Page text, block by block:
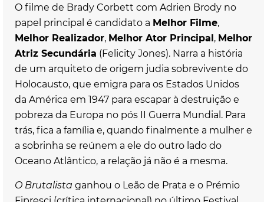
O filme de Brady Corbett com Adrien Brody no
papel principal é candidato a Melhor Filme,
Melhor Realizador, Melhor Ator Principal, Melhor
Atriz Secundária (Felicity Jones). Narra a história
de um arquiteto de origem judia sobrevivente do
Holocausto, que emigra para os Estados Unidos
da América em 1947 para escapar à destruição e
pobreza da Europa no pós II Guerra Mundial. Para
trás, fica a família e, quando finalmente a mulher e
a sobrinha se reúnem a ele do outro lado do
Oceano Atlântico, a relação já não é a mesma.
O Brutalista ganhou o Leão de Prata e o Prémio